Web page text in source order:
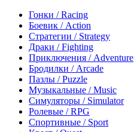
Гонки / Racing
Боевик / Action
Стратегии / Strategy
Драки / Fighting
Приключения / Adventure
Бродилки / Arcade
Пазлы / Puzzle
Музыкальные / Music
Симуляторы / Simulator
Ролевые / RPG
Спортивные / Sport